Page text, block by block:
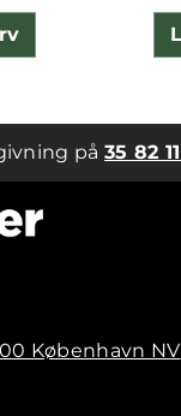
på35 82
København NV